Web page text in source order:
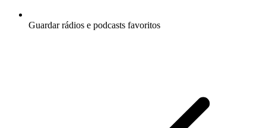
Guardar rádios e podcasts favoritos